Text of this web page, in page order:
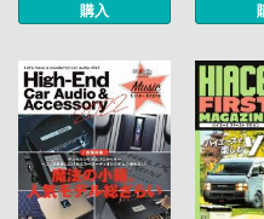
購入